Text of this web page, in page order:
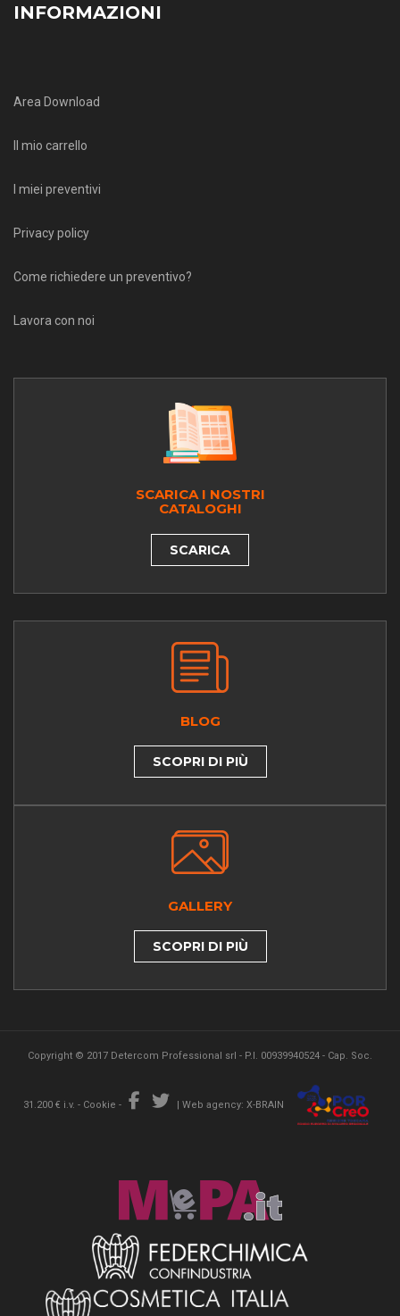
INFORMAZIONI
Area Download
Il mio carrello
I miei preventivi
Privacy policy
Come richiedere un preventivo?
Lavora con noi
SCARICA I NOSTRI
CATALOGHI
SCARICA
BLOG
SCOPRI DI PIÙ
GALLERY
SCOPRI DI PIÙ
Copyright © 2017 Detercom Professional srl - P.I. 00939940524 - Cap. Soc.
31.200 € i.v. - Cookie - | Web agency: X-BRAIN